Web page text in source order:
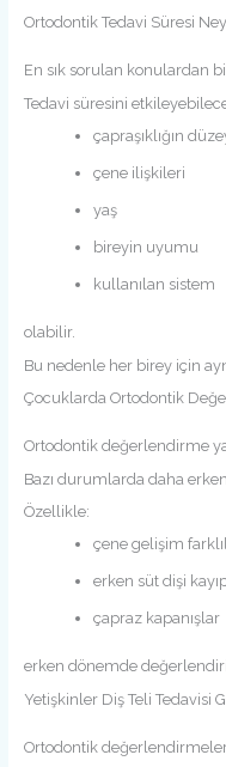
Ortodontik Tedavi Süresi
En sık sorulan konulardan
Tedavi süresini
çapraşıklığın
çene ilişkileri
yaş
bireyin uyumu
kullanılan sistem
olabilir.
Bu nedenle her birey için
Çocuklarda Ortodontik
Ortodontik değerlendirme
Bazı durumlarda daha
Özellikle:
çene gelişim
erken süt dişi
çapraz kapanışlar
erken dönemde
Yetişkinler Diş Teli Tedavisi
Ortodontik değerlendirmeler